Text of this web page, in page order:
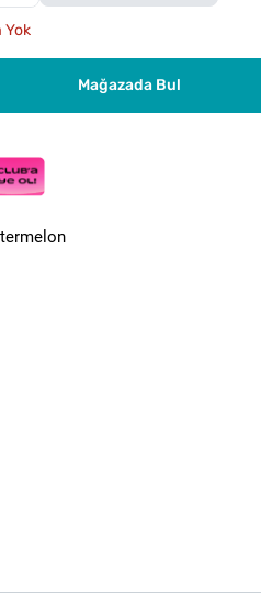
Yok
Mağazada Bul